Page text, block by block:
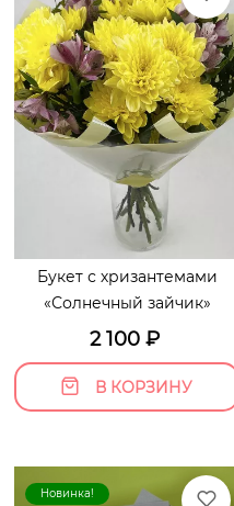
Букет с хризантемами
«Солнечный зайчик»
2 100₽
В КОРЗИНУ
Новинка!